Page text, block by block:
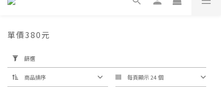
用
選
(0/20)
單價380元
篩選
商品排序 每頁顯示 24 個